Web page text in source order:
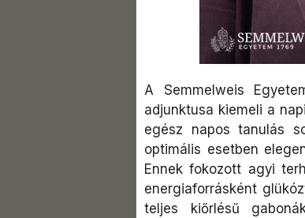
A Semmelweis
adjunktusa kiemeli a
egész napos tanulás
optimális esetben
Ennek fokozott agyi
energiaforrásként
teljes kiőrlésű